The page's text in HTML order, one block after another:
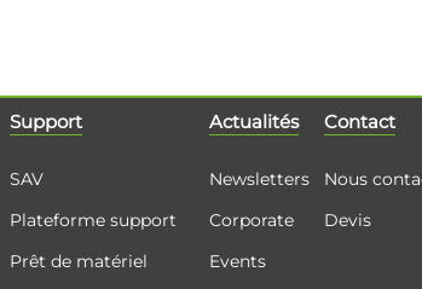
Support
SAV
Plateforme support
Prêt de matériel
Actualités
Newsletters
Corporate
Events
Contact
Nous
Devis